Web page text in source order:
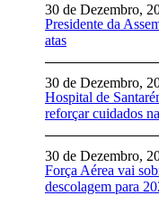
Presidente da
atas
30 de Dezembro,
Hospital de
reforçar cuidados
30 de Dezembro,
Força Aérea vai
descolagem para
30 de Dezembro,